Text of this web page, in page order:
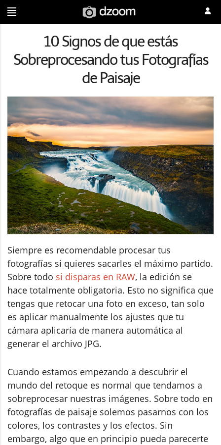
10 Signos de que estás
Sobreprocesando tus Fotografías
de Paisaje
Siempre es recomendable procesar tus
fotografías si quieres sacarles el máximo partido.
Sobre todo si disparas en RAW, la edición se
hace totalmente obligatoria. Esto no significa que
tengas que retocar una foto en exceso, tan solo
es aplicar manualmente los ajustes que tu
cámara aplicaría de manera automática al
generar el archivo JPG.
Cuando estamos empezando a descubrir el
mundo del retoque es normal que tendamos a
sobreprocesar nuestras imágenes. Sobre todo en
fotografías de paisaje solemos pasarnos con los
colores, los contrastes y los efectos. Sin
embargo, algo que en principio pueda parecerte